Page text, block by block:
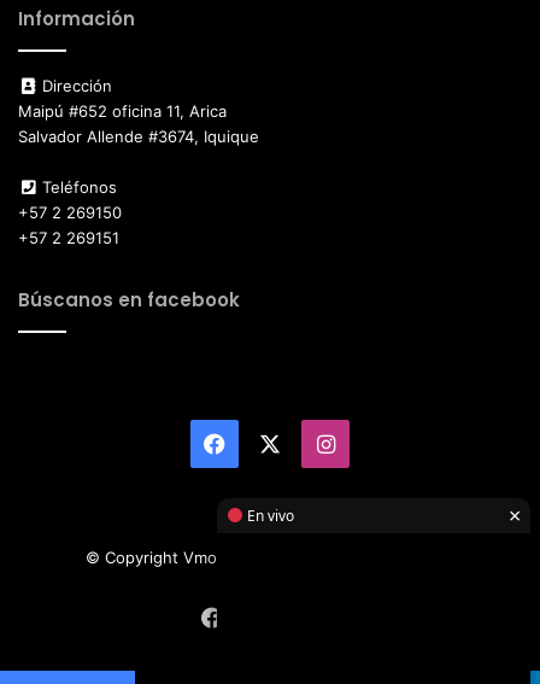
Información
Dirección
Maipú #652 oficina 11, Arica
Salvador Allende #3674, Iquique
Teléfonos
+57 2 269150
+57 2 269151
Búscanos en facebook
Facebook Instagram
© Copyright Vmotor TI 2026, All Rights Reserved
En vivo ×